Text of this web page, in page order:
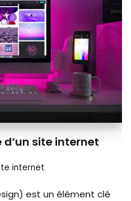
d’un site internet
internet
est un élément clé